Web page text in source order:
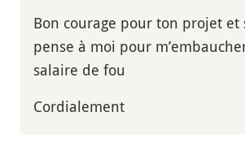
Bon courage pour ton projet et
pense à moi pour
salaire de fou
Cordialement